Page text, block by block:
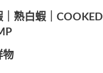
｜熟白蝦｜COOKED
物